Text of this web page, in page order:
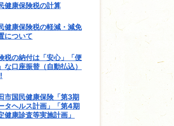
健康保険税の計算
健康保険税の軽減・減免
について
税の納付は「安心」「便
な口座振替（自動払込）
市国民健康保険「第3期
タヘルス計画」「第4期
健康診査等実施計画」